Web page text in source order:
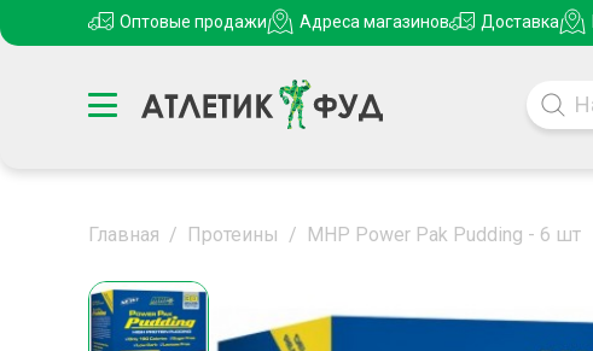
Оптовые продажи Адреса магазинов Доставка
Главная / Протеины / MHP Power Pak Pudding - 6 шт